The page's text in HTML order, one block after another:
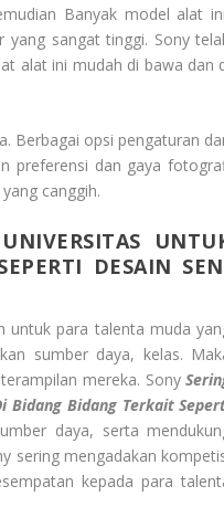
Banyak model alat ini
yang sangat tinggi. Sony
alat ini mudah di bawa dan
Berbagai opsi pengaturan
preferensi dan gaya
canggih.
DESAIN
untuk para talenta muda
sumber daya, kelas.
mereka. Sony
Bidang Bidang Terkait
daya, serta
sering mengadakan
kepada para